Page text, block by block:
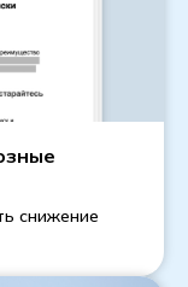
снижение